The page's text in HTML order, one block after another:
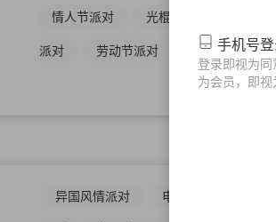
情人节派对 光棍节派对
派对 劳动节派对 儿童节派对
母亲
异国风情派对 电音派对
手机号
登录即视为
为会员，即